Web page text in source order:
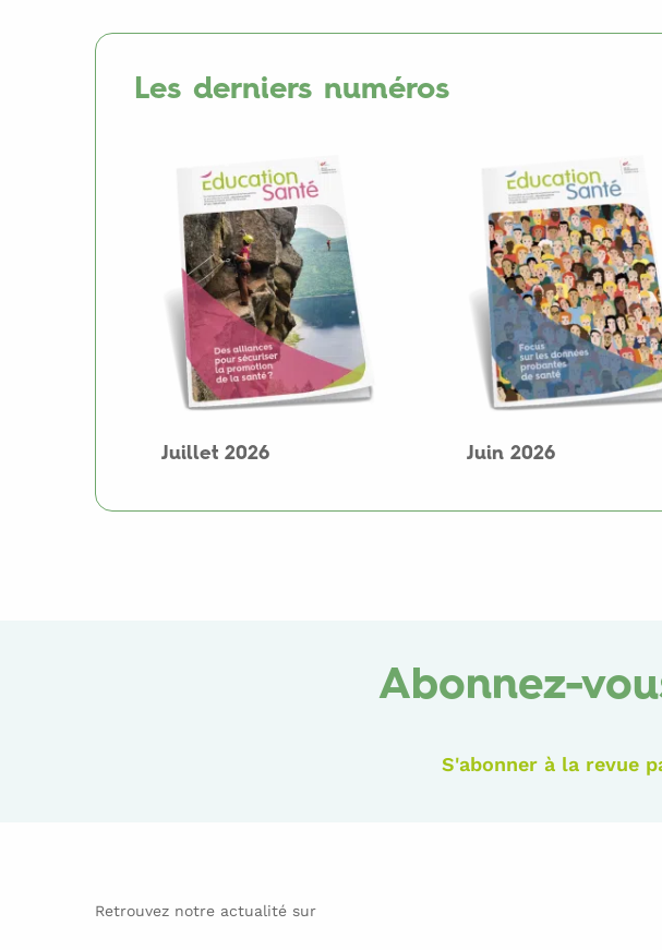
Les derniers numéros
Juillet 2026 Juin 2026
Abonnez-
S'abonner à la revue
Retrouvez notre actualité sur